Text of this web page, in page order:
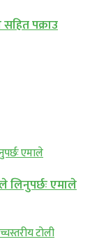
पक्राउ
लिनुपर्छः एमाले